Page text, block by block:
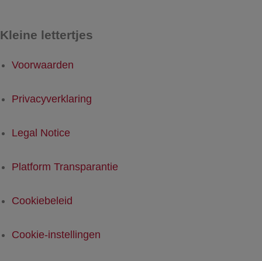
Kleine lettertjes
Voorwaarden
Privacyverklaring
Legal Notice
Platform Transparantie
Cookiebeleid
Cookie-instellingen